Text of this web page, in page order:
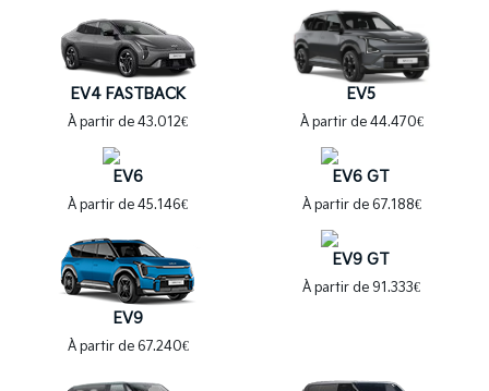
EV4 FASTBACK
À partir de 43.012€
EV5
À partir de 44.470€
EV6
À partir de 45.146€
EV6 GT
À partir de 67.188€
EV9
À partir de 67.240€
EV9 GT
À partir de 91.333€